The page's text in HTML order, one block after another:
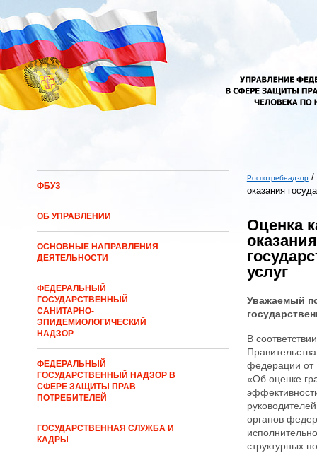
Перейти к основному содержанию
ФБУЗ
ОБ УПРАВЛЕНИИ
ОСНОВНЫЕ НАПРАВЛЕНИЯ
ДЕЯТЕЛЬНОСТИ
ФЕДЕРАЛЬНЫЙ
ГОСУДАРСТВЕННЫЙ
САНИТАРНО-
ЭПИДЕМИОЛОГИЧЕСКИЙ
НАДЗОР
ФЕДЕРАЛЬНЫЙ
ГОСУДАРСТВЕННЫЙ НАДЗОР В
СФЕРЕ ЗАЩИТЫ ПРАВ
ПОТРЕБИТЕЛЕЙ
ГОСУДАРСТВЕННАЯ СЛУЖБА И
КАДРЫ
Вы здесь
Роспотребнадзор /
оказания
Оценка
оказания
услуг
Уважаемый
В
федерации
«Об оценке
органов
структурных